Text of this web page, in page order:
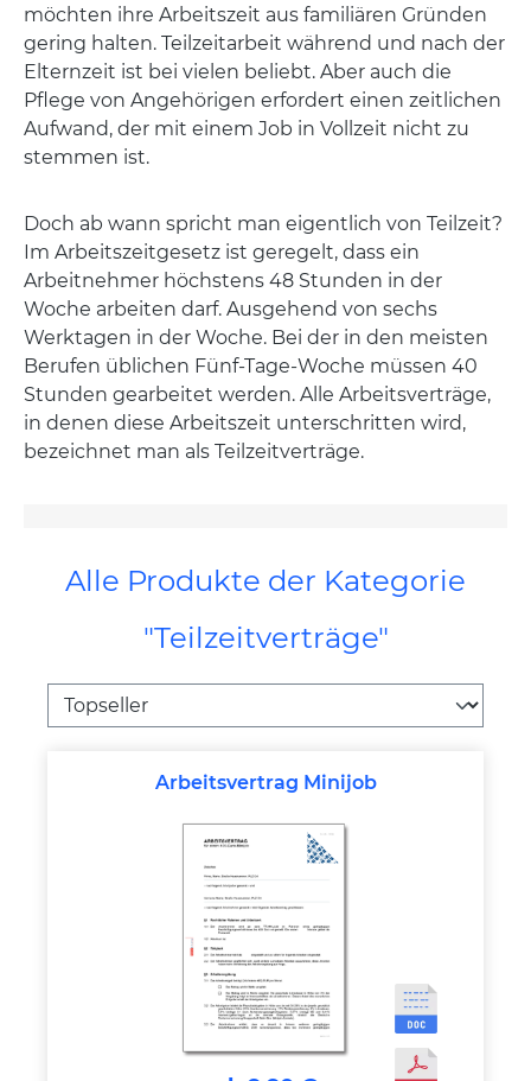
möchten ihre Arbeitszeit aus familiären Gründen
gering halten. Teilzeitarbeit während und nach der
Elternzeit ist bei vielen beliebt. Aber auch die
Pflege von Angehörigen erfordert einen zeitlichen
Aufwand, der mit einem Job in Vollzeit nicht zu
stemmen ist.
Doch ab wann spricht man eigentlich von Teilzeit?
Im Arbeitszeitgesetz ist geregelt, dass ein
Arbeitnehmer höchstens 48 Stunden in der
Woche arbeiten darf. Ausgehend von sechs
Werktagen in der Woche. Bei der in den meisten
Berufen üblichen Fünf-Tage-Woche müssen 40
Stunden gearbeitet werden. Alle Arbeitsverträge,
in denen diese Arbeitszeit unterschritten wird,
bezeichnet man als Teilzeitverträge.
Alle Produkte der Kategorie
"Teilzeitverträge"
Arbeitsvertrag Minijob